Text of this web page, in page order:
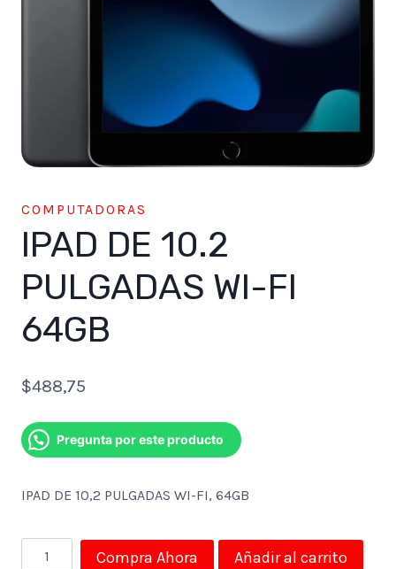
COMPUTADORAS
IPAD DE 10.2
PULGADAS WI-FI
64GB
$488,75
Pregunta por este producto
IPAD DE 10,2 PULGADAS WI-FI, 64GB
IPAD
Compra Ahora Añadir al carrito